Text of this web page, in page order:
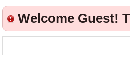
Welcome Guest!